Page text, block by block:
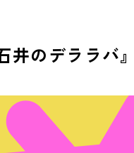
のデララバ